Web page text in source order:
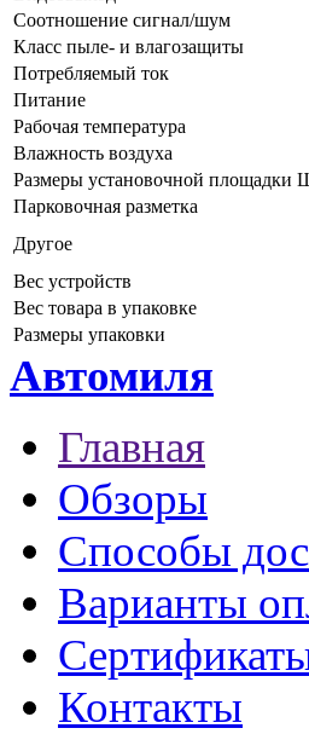
Соотношение сигнал/шум
Класс пыле- и влагозащиты
Потребляемый ток
Питание
Рабочая температура
Влажность воздуха
Размеры установочной площадки
Парковочная разметка
Другое
Вес устройств
Вес товара в упаковке
Размеры упаковки
Автомиля
Главная
Обзоры
Способы
Варианты
Контакты